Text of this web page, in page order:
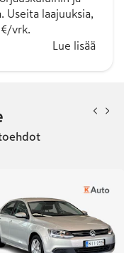
Useita laajuuksia,
vrk.
Lue lisää